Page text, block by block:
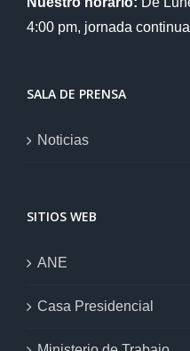
4:00 pm, jornada continua
SALA DE PRENSA
Noticias
SITIOS WEB
ANE
Casa Presidencial